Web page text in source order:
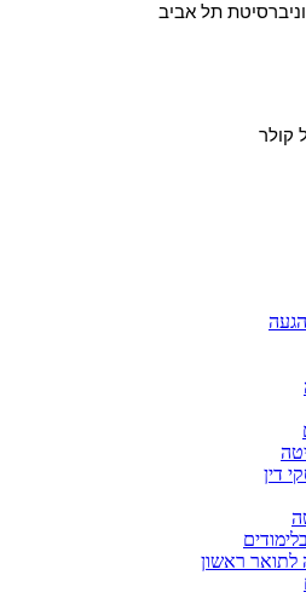
תל אביב
קולר
דין
לתואר ראשון